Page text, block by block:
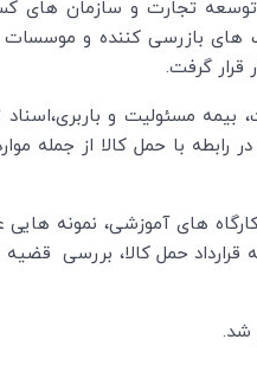
تجارت و سازمان های
های بازرسی کننده و
قرار گرفت.
بیمه مسئولیت و
بندی در رابطه با حمل کالا
های آموزشی، نمونه هایی
قرارداد حمل کالا، بررسی
شد.